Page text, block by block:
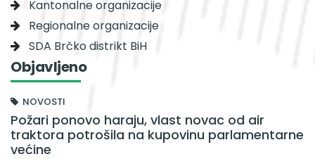
Kantonalne organizacije
Regionalne organizacije
SDA Brčko distrikt BiH
Objavljeno
NOVOSTI
Požari ponovo haraju, vlast novac od air
traktora potrošila na kupovinu parlamentarne
većine